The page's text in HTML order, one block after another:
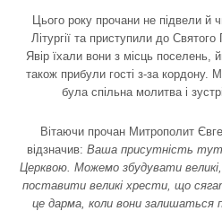
Цього року прочани не підвели й
Літургії та приступили до
Явір їхали вони з місць поселень,
також прибули гості з-за кордону.
була спільна молитва і
Вітаючи прочан Митрополит
відзначив: Ваша присутність
Церквою. Можемо збудувати
поставити великі хрести, що
це дарма, коли вони залишаться